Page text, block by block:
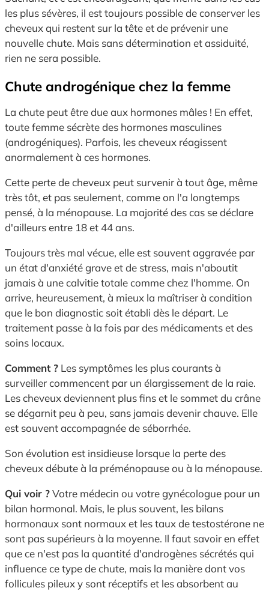
les plus sévères, il est toujours possible de conserver les
cheveux qui restent sur la tête et de prévenir une
nouvelle chute. Mais sans détermination et assiduité,
rien ne sera possible.
Chute androgénique chez la femme
La chute peut être due aux hormones mâles ! En effet,
toute femme sécrète des hormones masculines
(androgéniques). Parfois, les cheveux réagissent
anormalement à ces hormones.
Cette perte de cheveux peut survenir à tout âge, même
très tôt, et pas seulement, comme on l'a longtemps
pensé, à la ménopause. La majorité des cas se déclare
d'ailleurs entre 18 et 44 ans.
Toujours très mal vécue, elle est souvent aggravée par
un état d'anxiété grave et de stress, mais n'aboutit
jamais à une calvitie totale comme chez l'homme. On
arrive, heureusement, à mieux la maîtriser à condition
que le bon diagnostic soit établi dès le départ. Le
traitement passe à la fois par des médicaments et des
soins locaux.
Comment ? Les symptômes les plus courants à
surveiller commencent par un élargissement de la raie.
Les cheveux deviennent plus fins et le sommet du crâne
se dégarnit peu à peu, sans jamais devenir chauve. Elle
est souvent accompagnée de séborrhée.
Son évolution est insidieuse lorsque la perte des
cheveux débute à la préménopause ou à la ménopause.
Qui voir ?Votre médecin ou votre gynécologue pour un
bilan hormonal. Mais, le plus souvent, les bilans
hormonaux sont normaux et les taux de testostérone ne
sont pas supérieurs à la moyenne. Il faut savoir en effet
que ce n'est pas la quantité d'androgènes sécrétés qui
influence ce type de chute, mais la manière dont vos
follicules pileux y sont réceptifs et les absorbent au